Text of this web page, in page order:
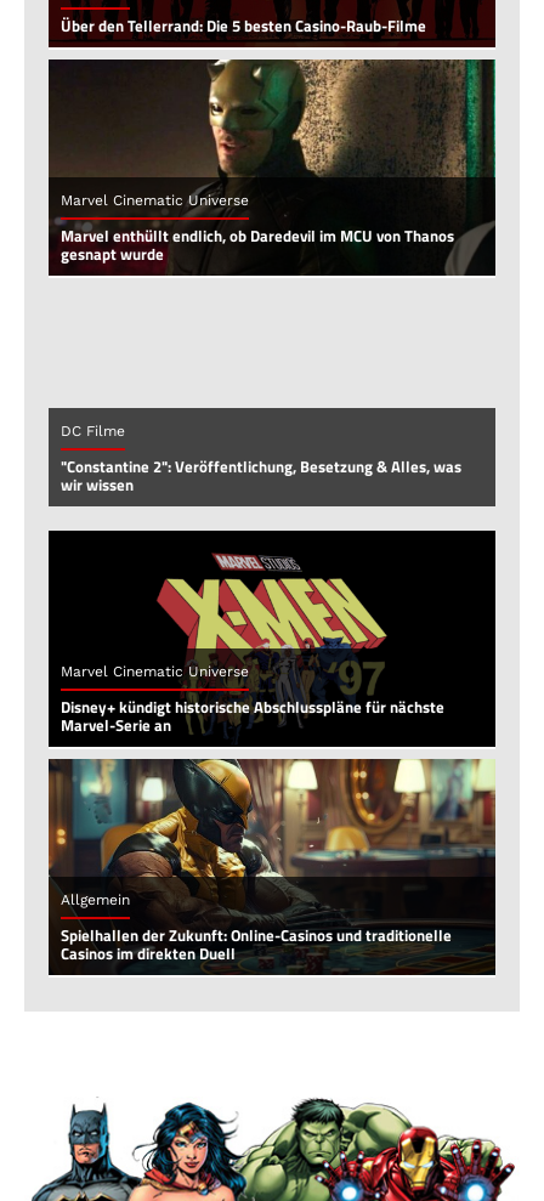
Über den Tellerrand: Die 5 besten Casino-Raub-Filme
Marvel Cinematic Universe
Marvel enthüllt endlich, ob Daredevil im MCU von Thanos
gesnapt wurde
DC Filme
"Constantine 2": Veröffentlichung, Besetzung & Alles, was
wir wissen
Marvel Cinematic Universe
Disney+ kündigt historische Abschlusspläne für nächste
Marvel-Serie an
Allgemein
Spielhallen der Zukunft: Online-Casinos und traditionelle
Casinos im direkten Duell